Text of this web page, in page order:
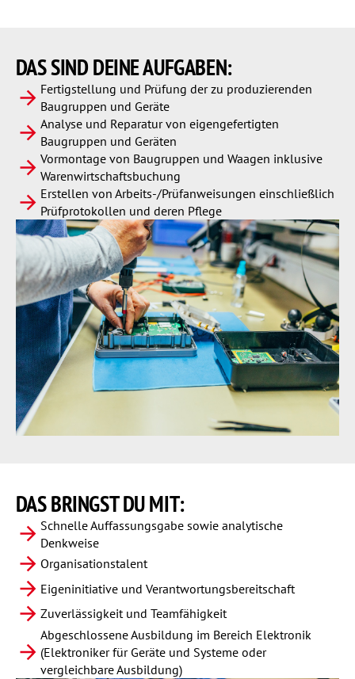
DAS SINDDEINE AUFGABEN:
Fertigstellung und Prüfung der zu produzierenden
Baugruppen und Geräte
Analyse und Reparatur von eigengefertigten
Baugruppen und Geräten
Vormontage von Baugruppen und Waagen inklusive
Warenwirtschaftsbuchung
Erstellen von Arbeits-/Prüfanweisungen einschließlich
Prüfprotokollen und deren Pflege
DAS BRINGSTDU MIT:
Schnelle Auffassungsgabe sowie analytische
Denkweise
Organisationstalent
Eigeninitiative und Verantwortungsbereitschaft
Zuverlässigkeit und Teamfähigkeit
Abgeschlossene Ausbildung im Bereich Elektronik
(Elektroniker für Geräte und Systeme oder
vergleichbare Ausbildung)